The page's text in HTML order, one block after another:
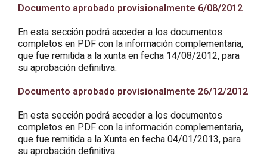
Documento aprobado provisionalmente 6/08/2012
En esta sección podrá acceder a los documentos
completos en PDF con la información complementaria,
que fue remitida a la xunta en fecha 14/08/2012, para
su aprobación definitiva.
Documento aprobado provisionalmente 26/12/2012
En esta sección podrá acceder a los documentos
completos en PDF con la información complementaria,
que fue remitida a la Xunta en fecha 04/01/2013, para
su aprobación definitiva.